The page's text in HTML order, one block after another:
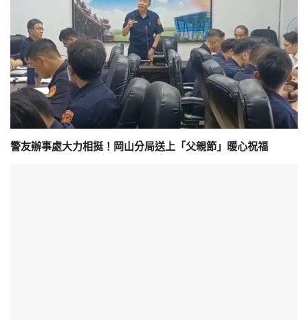
警友辦事處大力相挺！岡山分局送上「父親節」暖心祝福